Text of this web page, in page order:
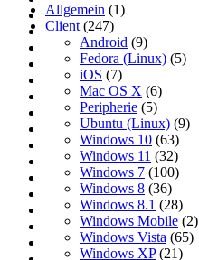
Allgemein (1)
Client (247)
Android (9)
Fedora (Linux) (5)
iOS (7)
Mac OS X (6)
Peripherie (5)
Ubuntu (Linux) (9)
Windows 10 (63)
Windows 11 (32)
Windows 7 (100)
Windows 8 (36)
Windows 8.1 (28)
Windows Mobile (2)
Windows Vista (65)
Windows XP(21)